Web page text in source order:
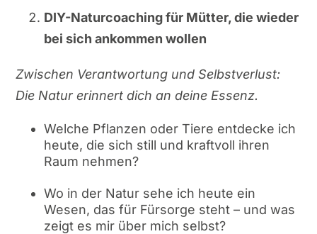
DIY-Naturcoaching für Mütter, die wieder
bei sich ankommen wollen
Zwischen Verantwortung und Selbstverlust:
Die Natur erinnert dich an deine Essenz.
Welche Pflanzen oder Tiere entdecke ich
heute, die sich still und kraftvoll ihren
Raum nehmen?
Wo in der Natur sehe ich heute ein
Wesen, das für Fürsorge steht – und was
zeigt es mir über mich selbst?